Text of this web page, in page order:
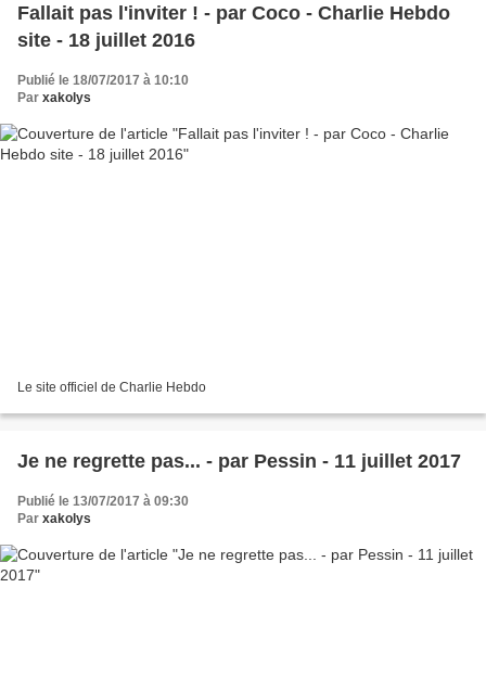
Fallait pas l'inviter ! - par Coco - Charlie Hebdo
site - 18 juillet 2016
Publié le 18/07/2017 à 10:10
Par xakolys
Le site officiel de Charlie Hebdo
Je ne regrette pas... - par Pessin - 11 juillet 2017
Publié le 13/07/2017 à 09:30
Par xakolys